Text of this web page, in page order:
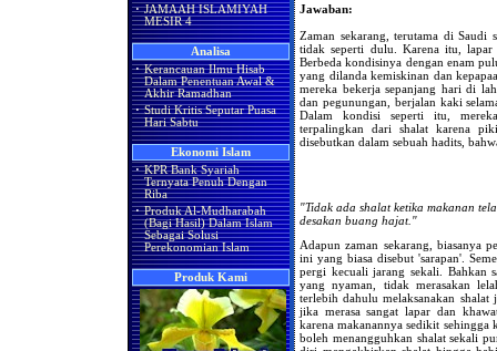
· JAMAAH ISLAMIYAH
MESIR 4
Analisa
· Kerancauan Ilmu Hisab
Dalam Penentuan Awal &
Akhir Ramadhan
· Studi Kritis Seputar Puasa
Hari Sabtu
Ekonomi Islam
· KPR Bank Syariah
Ternyata Penuh Dengan
Riba
· Produk Al-Mudharabah
(Bagi Hasil) Dalam Islam
Sebagai Solusi
Perekonomian Islam
Produk Kami
Jawaban:
Zaman sekarang, terutama di Saudi
tidak seperti dulu. Karena itu, lapar
Berbeda kondisinya dengan enam
yang dilanda kemiskinan dan
mereka bekerja sepanjang hari di
dan pegunungan, berjalan kaki
Dalam kondisi seperti itu,
terpalingkan dari shalat karena
disebutkan dalam sebuah hadits,
"Tidak ada shalat ketika makanan
desakan buang hajat."
Adapun zaman sekarang, biasanya
ini yang biasa disebut 'sarapan'.
pergi kecuali jarang sekali. Bahkan
yang nyaman, tidak merasakan
terlebih dahulu melaksanakan
jika merasa sangat lapar dan
karena makanannya sedikit
boleh menangguhkan shalat sekali